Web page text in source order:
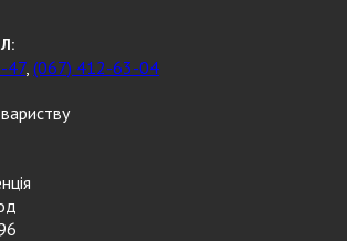
47,(067) 412-63-04